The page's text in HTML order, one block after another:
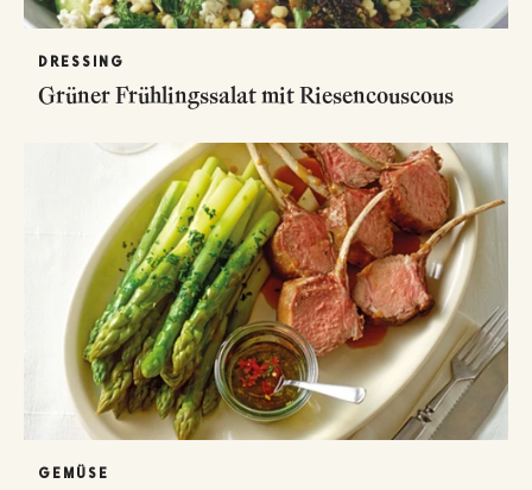
DRESSING
Grüner Frühlingssalat mit Riesencouscous
GEMÜSE